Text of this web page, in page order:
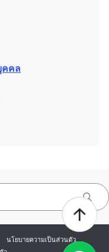
คล
นโยบายความเป็นส่วนตัว